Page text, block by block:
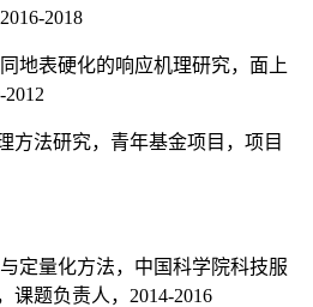
2018
地表硬化的响应机理研究，面上
方法研究，青年基金项目，项目
定量化方法，中国科学院科技服
课题负责人，2014-2016